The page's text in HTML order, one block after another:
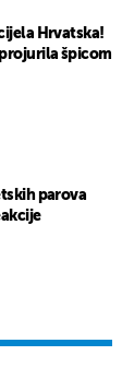
Hrvatska!
špicom
parova